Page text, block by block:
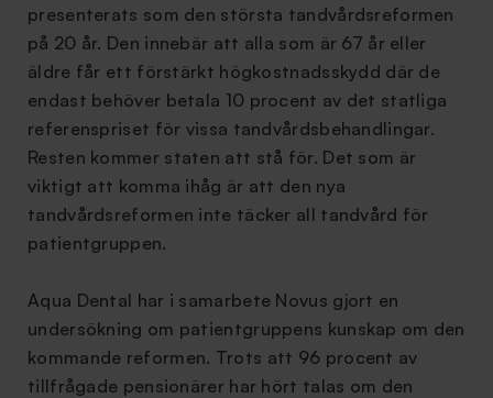
presenterats som den största tandvårdsreformen
på 20 år. Den innebär att alla som är 67 år eller
äldre får ett förstärkt högkostnadsskydd där de
endast behöver betala 10 procent av det statliga
referenspriset för vissa tandvårdsbehandlingar.
Resten kommer staten att stå för. Det som är
viktigt att komma ihåg är att den nya
tandvårdsreformen inte täcker all tandvård för
patientgruppen.
Aqua Dental har i samarbete Novus gjort en
undersökning om patientgruppens kunskap om den
kommande reformen. Trots att 96 procent av
tillfrågade pensionärer har hört talas om den